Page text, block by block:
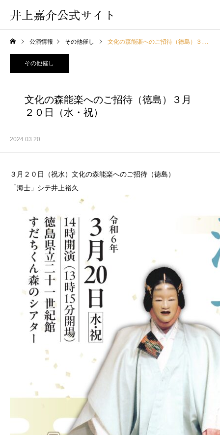
井上嘉介公式サイト
公演情報 その他催し 文化の森能楽へのご招待（徳島）３月２０日（水・祝）
その他催し
文化の森能楽へのご招待（徳島）３月
２０日（水・祝）
2024.03.20
３月２０日（祝水）文化の森能楽へのご招待（徳島）
「海士」シテ井上裕久